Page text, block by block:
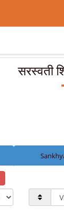
सरस्वती